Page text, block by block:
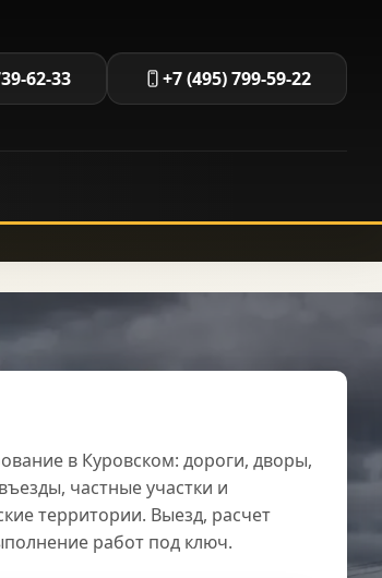
62-33 +7 (495) 799-59-22
в Куровском: дороги, дворы,
частные участки и
территории. Выезд, расчет
работ под ключ.